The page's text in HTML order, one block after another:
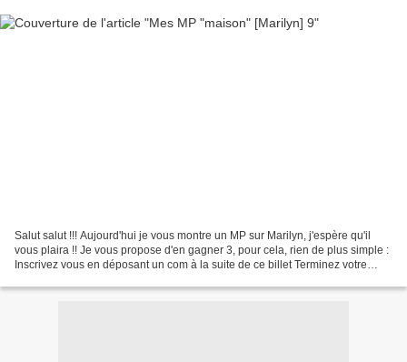
Salut salut !!! Aujourd'hui je vous montre un MP sur Marilyn, j'espère qu'il
vous plaira !! Je vous propose d'en gagner 3, pour cela, rien de plus simple :
Inscrivez vous en déposant un com à la suite de ce billet Terminez votre